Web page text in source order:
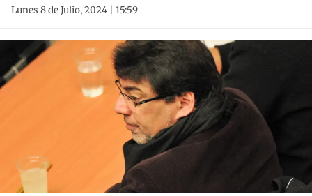
Lunes 8 de Julio, 2024 | 15:59